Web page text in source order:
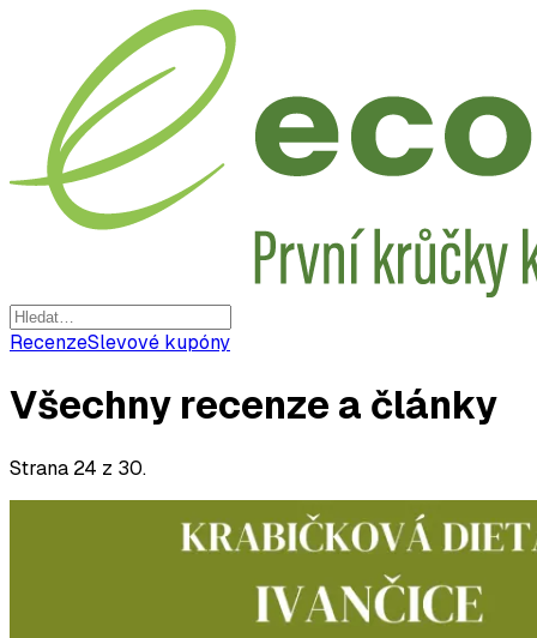
RecenzeSlevové kupóny
Všechny recenze a články
Strana 24 z 30.